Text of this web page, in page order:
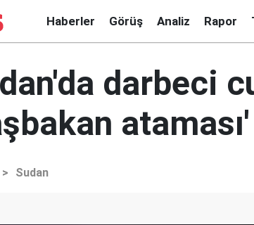
Haberler Görüş Analiz Rapor
darbeci
> Sudan